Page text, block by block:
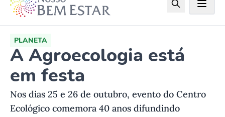
PLANETA
A Agroecologia está
em festa
Nos dias 25 e 26 de outubro, evento do Centro
Ecológico comemora 40 anos difundindo